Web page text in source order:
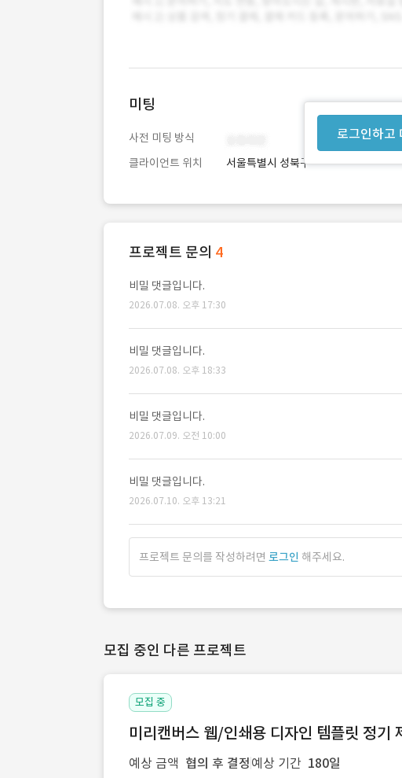
로그인하고
미팅
사전 미팅 방식
클라이언트 위치
서울특별시 성북구
프로젝트 문의 4
비밀 댓글입니다.
2026.07.08. 오후 17:30
비밀 댓글입니다.
2026.07.08. 오후 18:33
비밀 댓글입니다.
2026.07.09. 오전 10:00
비밀 댓글입니다.
2026.07.10. 오후 13:21
프로젝트 문의를 작성하려면 로그인 해주세요.
모집 중인 다른 프로젝트
모집 중
미리캔버스 웹/인쇄용 디자인 템플릿 정기
예상 금액 협의 후 결정 예상 기간 180일